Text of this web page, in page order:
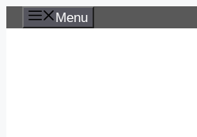
Aller
au
Menu